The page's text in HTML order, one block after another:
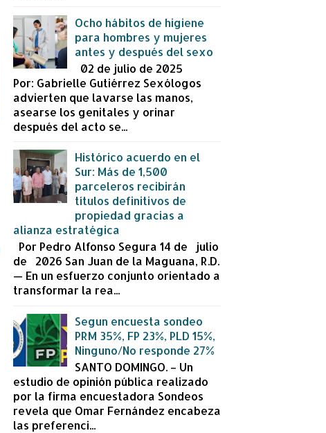
Ocho hábitos de higiene
para hombres y mujeres
antes y después del sexo
02 de julio de 2025
Por: Gabrielle Gutiérrez Sexólogos
advierten que lavarse las manos,
asearse los genitales y orinar
después del acto se...
Histórico acuerdo en el
Sur: Más de 1,500
parceleros recibirán
títulos definitivos de
propiedad gracias a
alianza estratégica
Por Pedro Alfonso Segura 14 de julio
de 2026 San Juan de la Maguana, R.D.
— En un esfuerzo conjunto orientado a
transformar la rea...
Segun encuesta sondeo
PRM 35%, FP 23%, PLD 15%,
Ninguno/No responde 27%
SANTO DOMINGO. – Un
estudio de opinión pública realizado
por la firma encuestadora Sondeos
revela que Omar Fernández encabeza
las preferenci...